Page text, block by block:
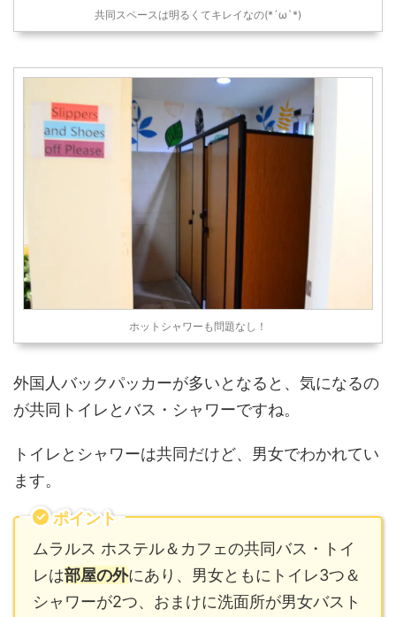
共同スペースは明るくてキレイなの(*´ω`*)
ホットシャワーも問題なし！
外国人バックパッカーが多いとなると、気になるの
が共同トイレとバス・シャワーですね。
トイレとシャワーは共同だけど、男女でわかれてい
ます。
ポイント
ムラルス ホステル＆カフェの共同バス・トイ
レは部屋の外にあり、男女ともにトイレ3つ＆
シャワーが2つ、おまけに洗面所が男女バスト